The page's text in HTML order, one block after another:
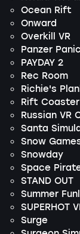
Ocean Rift
Onward
Overkill VR
Panzer
PAYDAY 2
Rec Room
Richie's
Rift Coaster
Russian VR
Santa
Snow
Snowday
Space
STAND OUT
Summer
SUPERHOT
Surge